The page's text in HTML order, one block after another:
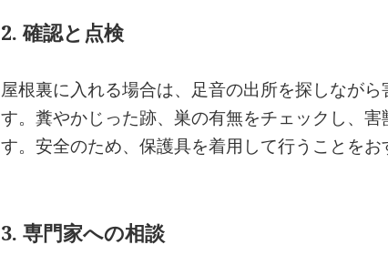
2. 確認と点検
屋根裏に入れる場合は、足音の出所を探しながら
す。糞やかじった跡、巣の有無をチェックし、害
す。安全のため、保護具を着用して行うことをお
3. 専門家への相談